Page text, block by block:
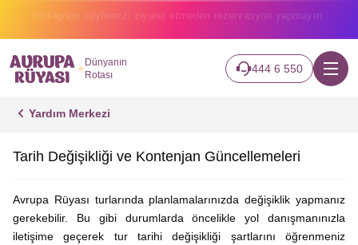
2026 turlarımız başladı hemen canlı takip edin.
Dünyanın
Rotası
444 6 550
Yardım Merkezi
Tarih Değişikliği ve Kontenjan Güncellemeleri
Avrupa Rüyası turlarında planlamalarınızda değişiklik yapmanız
gerekebilir. Bu gibi durumlarda öncelikle yol danışmanınızla
iletişime geçerek tur tarihi değişikliği şartlarını öğrenmeniz